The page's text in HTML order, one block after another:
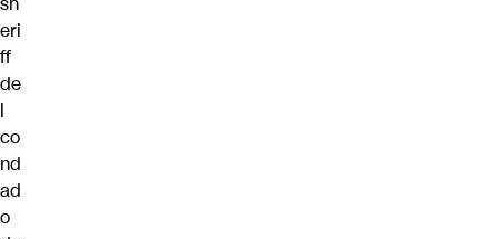
eri
ff
de
l
co
nd
ad
o